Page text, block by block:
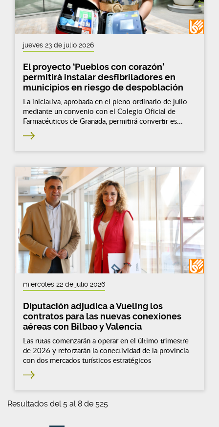
jueves 23 de julio 2026
El proyecto ‘Pueblos con corazón’
permitirá instalar desfibriladores en
municipios en riesgo de despoblación
La iniciativa, aprobada en el pleno ordinario de julio
mediante un convenio con el Colegio Oficial de
Farmacéuticos de Granada, permitirá convertir es...
miércoles 22 de julio 2026
Diputación adjudica a Vueling los
contratos para las nuevas conexiones
aéreas con Bilbao y Valencia
Las rutas comenzarán a operar en el último trimestre
de 2026 y reforzarán la conectividad de la provincia
con dos mercados turísticos estratégicos
Resultados del 5 al 8 de 525